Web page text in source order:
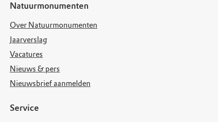
Natuurmonumenten
Over Natuurmonumenten
Jaarverslag
Vacatures
Nieuws & pers
Nieuwsbrief aanmelden
Service